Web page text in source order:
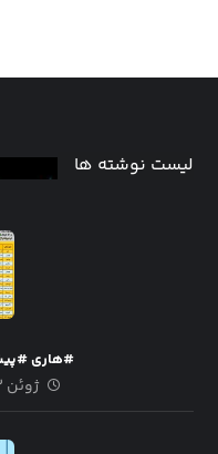
لیست نوشته ها
#هاری
ژوئن ۱۲, ۲۰۲۴